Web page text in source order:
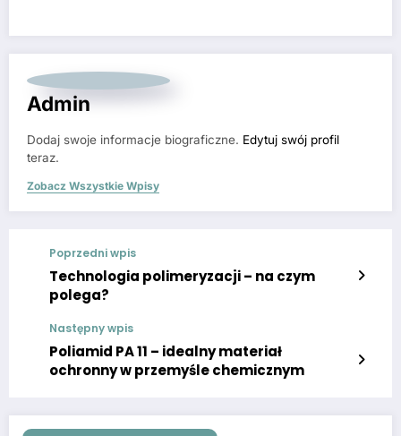
Admin
Dodaj swoje informacje biograficzne. Edytuj swój profil
teraz.
Zobacz Wszystkie Wpisy
Poprzedni wpis
Technologia polimeryzacji – na czym
polega?
Następny wpis
Poliamid PA 11 – idealny materiał
ochronny w przemyśle chemicznym